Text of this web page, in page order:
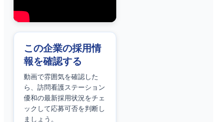
この企業の採用情
報を確認する
動画で雰囲気を確認した
ら、 訪問看護ステーション
優和の最新採用状況をチェ
ックして応募可否を判断し
ましょう。